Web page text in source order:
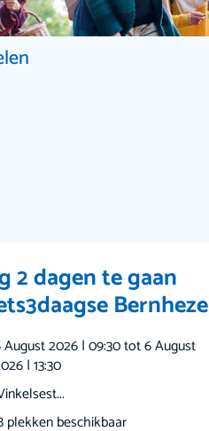
2 dagen te gaan
Bernheze
August 2026 | 09:30 tot 6 August
| 13:30
plekken beschikbaar